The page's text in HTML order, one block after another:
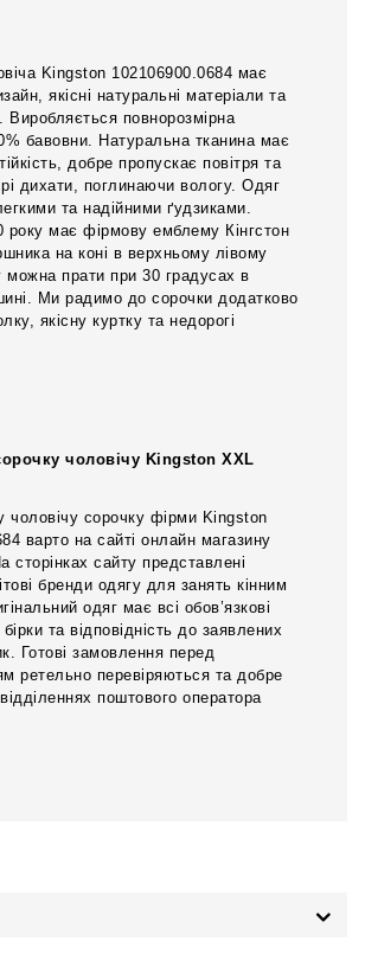
Kingston 102106900.0684 має
якісні натуральні матеріали та
Виробляється повнорозмірна
бавовни. Натуральна тканина має
добре пропускає повітря та
дихати, поглинаючи вологу. Одяг
та надійними ґудзиками.
року має фірмову емблему Кінгстон
на коні в верхньому лівому
можна прати при 30 градусах в
Ми радимо до сорочки додатково
якісну куртку та недорогі
чоловічу Kingston XXL
чоловічу сорочку фірми Kingston
варто на сайті онлайн магазину
сторінках сайту представлені
бренди одягу для занять кінним
одяг має всі обов’язкові
та відповідність до заявлених
Готові замовлення перед
ретельно перевіряються та добре
поштового оператора